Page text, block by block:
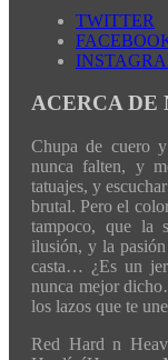
TWITTER
ACERCA DE
Chupa de cuero
nunca falten, y
tatuajes, y
brutal. Pero el
tampoco, que la
ilusión, y la
casta… ¿Es un
nunca mejor
los lazos que te
Red Hard n